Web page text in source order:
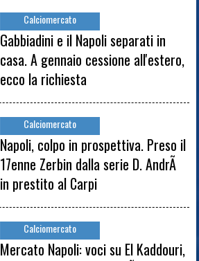
Calciomercato
Gabbiadini e il Napoli separati in
casa. A gennaio cessione all'estero,
ecco la richiesta
Calciomercato
Napoli, colpo in prospettiva. Preso il
17enne Zerbin dalla serie D. AndrÃ
in prestito al Carpi
Calciomercato
Mercato Napoli: voci su El Kaddouri,